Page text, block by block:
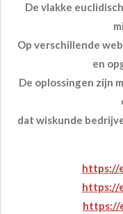
De vlakke
Op verschillende
en
De oplossingen zijn
dat wiskunde
https://
https://
https://